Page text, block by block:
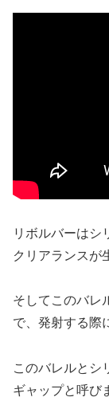
リボルバーはシ
クリアランスが
そしてこのバレ
で、発射する際
このバレルとシ
ギャップと呼び